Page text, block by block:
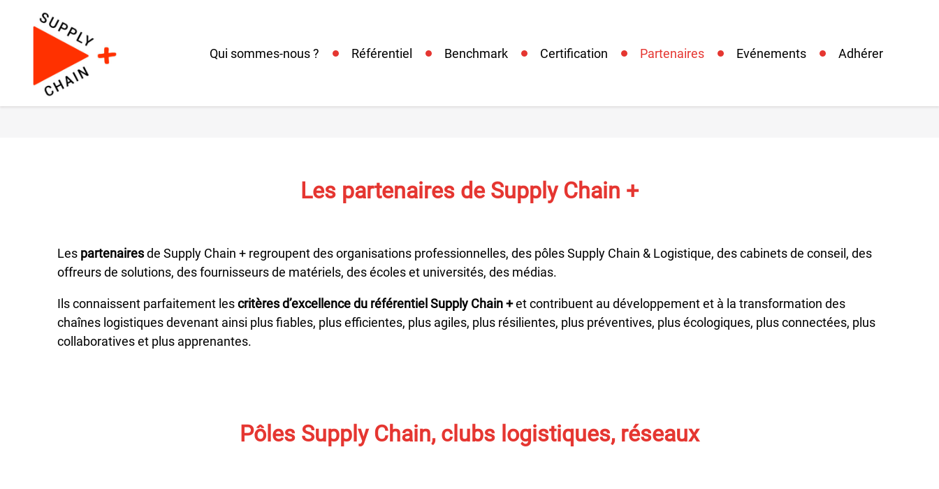
Qui sommes-nous ? Référentiel Benchmark Certification Partenaires Evénements Adhérer
Les partenaires de Supply Chain +
Les partenairesde Supply Chain + regroupent des organisations professionnelles, des pôles Supply Chain & Logistique, des cabinets de conseil, des
offreurs de solutions, des fournisseurs de matériels, des écoles et universités, des médias.
Ils connaissent parfaitement lescritères d’excellence du référentiel Supply Chain +et contribuent au développement et à la transformation des
chaînes logistiques devenant ainsi plus fiables, plus efficientes, plus agiles, plus résilientes, plus préventives, plus écologiques, plus connectées, plus
collaboratives et plus apprenantes.
Pôles Supply Chain, clubs logistiques, réseaux